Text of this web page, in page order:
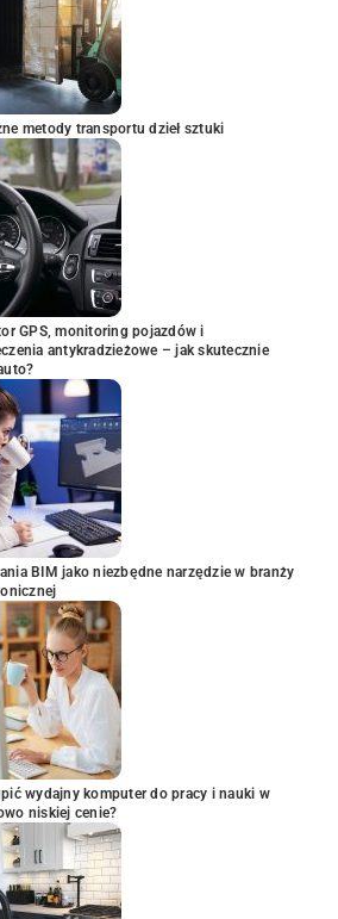
metody transportu dzieł sztuki
GPS, monitoring pojazdów i
antykradzieżowe – jak skutecznie
BIM jako niezbędne narzędzie w branży
wydajny komputer do pracy i nauki w
niskiej cenie?